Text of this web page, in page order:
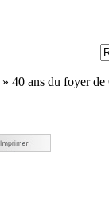
» 40 ans du foyer